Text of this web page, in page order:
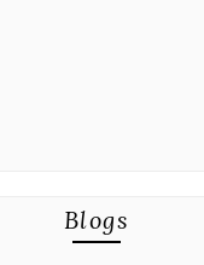
Blogs